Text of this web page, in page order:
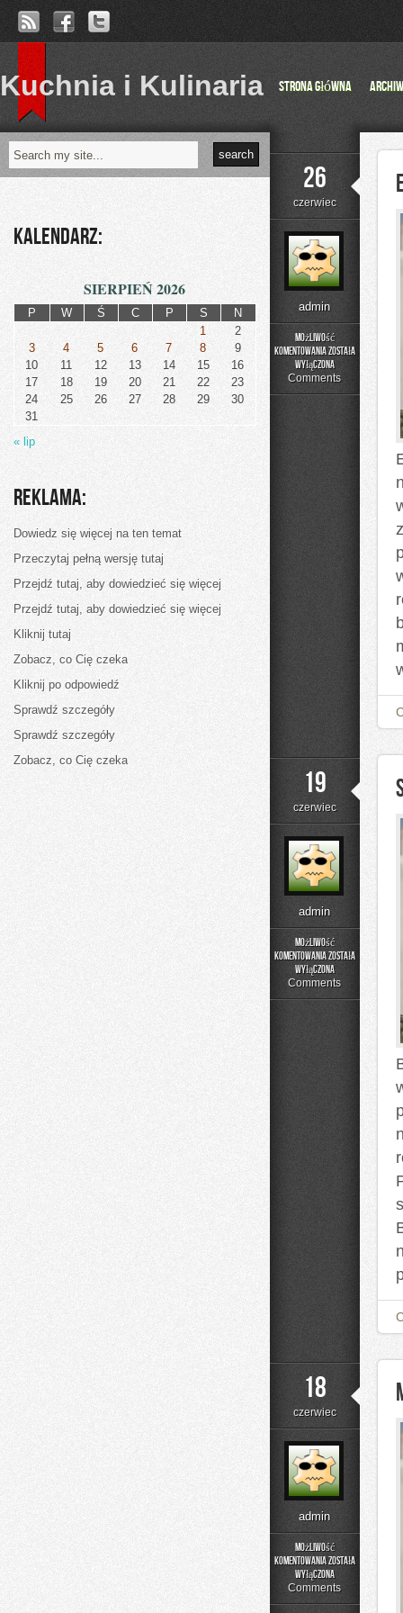
Kuchnia i Kulinaria Strona główna
26
czerwiec
admin
Możliwość
komentowania
Edukacja
Styl
została
wyłączona
Comments
19
czerwiec
admin
Możliwość
komentowania
Składniki
lupą
została
wyłączona
Comments
18
czerwiec
admin
Możliwość
komentowania
Uroda
została
wyłączona
Comments
Kalendarz:
SIERPIEŃ 2026
P W Ś C P S
N
1
2
3
4 5 6 7 8
9
10
11 12 13 14 15
16
17
18 19 20 21 22
23
24
25 26 27 28 29
30
31
« lip
Reklama:
Dowiedz się więcej na ten temat
Przeczytaj pełną wersję tutaj
Przejdź tutaj, aby dowiedzieć się więcej
Przejdź tutaj, aby dowiedzieć się więcej
Kliknij tutaj
Zobacz, co Cię czeka
Kliknij po odpowiedź
Sprawdź szczegóły
Sprawdź szczegóły
Zobacz, co Cię czeka